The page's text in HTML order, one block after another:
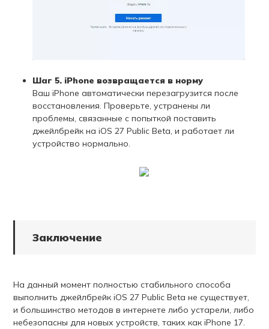
Шаг 5. iPhone возвращается в норму
Ваш iPhone автоматически перезагрузится после
восстановления. Проверьте, устранены ли
проблемы, связанные с попыткой поставить
джейлбрейк на iOS 27 Public Beta, и работает ли
устройство нормально.
Заключение
На данный момент полностью стабильного способа
выполнить джейлбрейк iOS 27 Public Beta не существует,
и большинство методов в интернете либо устарели, либо
небезопасны для новых устройств, таких как iPhone 17.